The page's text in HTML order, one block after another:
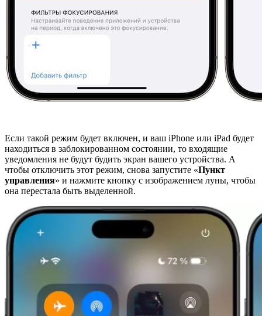
Если такой режим будет включен, и ваш iPhone или iPad будет
находиться в заблокированном состоянии, то входящие
уведомления не будут будить экран вашего устройства. А
чтобы отключить этот режим, снова запустите «Пункт
управления» и нажмите кнопку с изображением луны, чтобы
она перестала быть выделенной.